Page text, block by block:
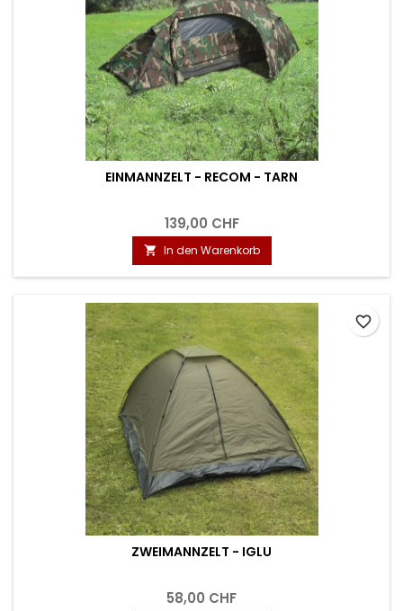
EINMANNZELT - RECOM - TARN
139,00 CHF
 In den Warenkorb
ZWEIMANNZELT - IGLU
58,00 CHF
favorite_border